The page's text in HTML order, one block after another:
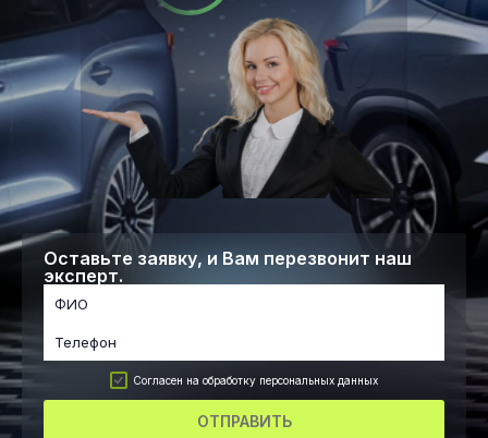
Оставьте заявку, и Вам перезвонит наш
эксперт.
Согласен на обработку персональных данных
ОТПРАВИТЬ